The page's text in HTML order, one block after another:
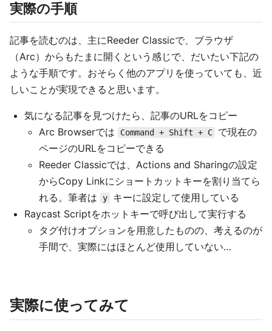
実際の手順
記事を読むのは、主にReeder Classicで、ブラウザ
（Arc）からもたまに開くという感じで、だいたい下記の
ような手順です。おそらく他のアプリを使っていても、近
しいことが実現できると思います。
気になる記事を見つけたら、記事のURLをコピー
Arc Browserでは
Command + Shift + C
で現在の
ページのURLをコピーできる
Reeder Classicでは、Actions and Sharingの設定
からCopy Linkにショートカットキーを割り当てら
れる。筆者は
y
キーに設定して使用している
Raycast Scriptをホットキーで呼び出して実行する
タグ付けオプションを用意したものの、考えるのが
手間で、実際にはほとんど使用していない…
実際に使ってみて